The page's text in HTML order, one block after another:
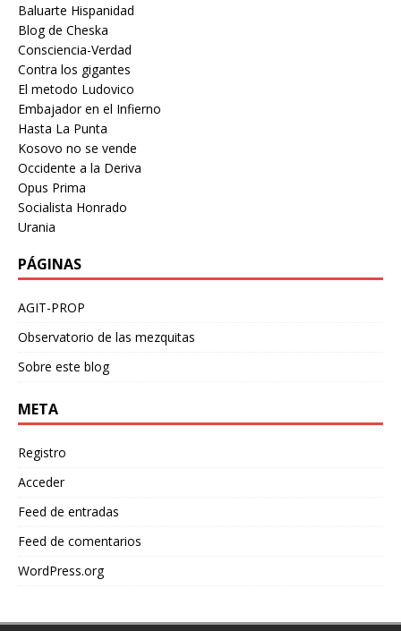
Baluarte Hispanidad
Blog de Cheska
Consciencia-Verdad
Contra los gigantes
El metodo Ludovico
Embajador en el Infierno
Hasta La Punta
Kosovo no se vende
Occidente a la Deriva
Opus Prima
Socialista Honrado
Urania
PÁGINAS
AGIT-PROP
Observatorio de las mezquitas
Sobre este blog
META
Registro
Acceder
Feed de entradas
Feed de comentarios
WordPress.org